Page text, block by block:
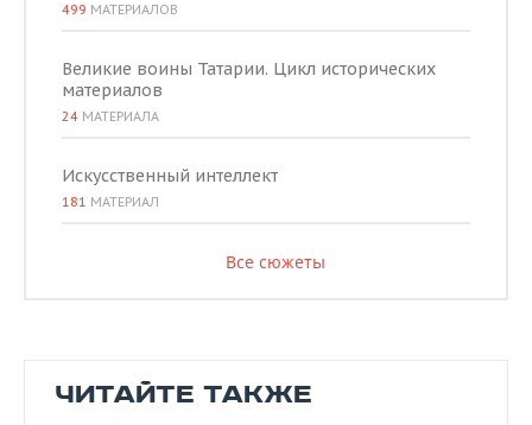
499 МАТЕРИАЛОВ
Великие воины Татарии. Цикл исторических
материалов
24 МАТЕРИАЛА
Искусственный интеллект
181 МАТЕРИАЛ
Все сюжеты
ЧИТАЙТЕ ТАКЖЕ